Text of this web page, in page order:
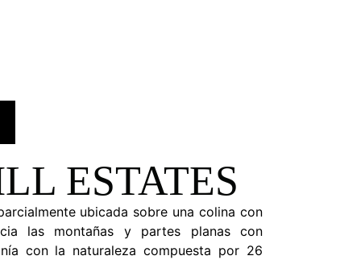
ESTATES
ubicada sobre una colina con
las montañas y partes planas con
con la naturaleza compuesta por 26